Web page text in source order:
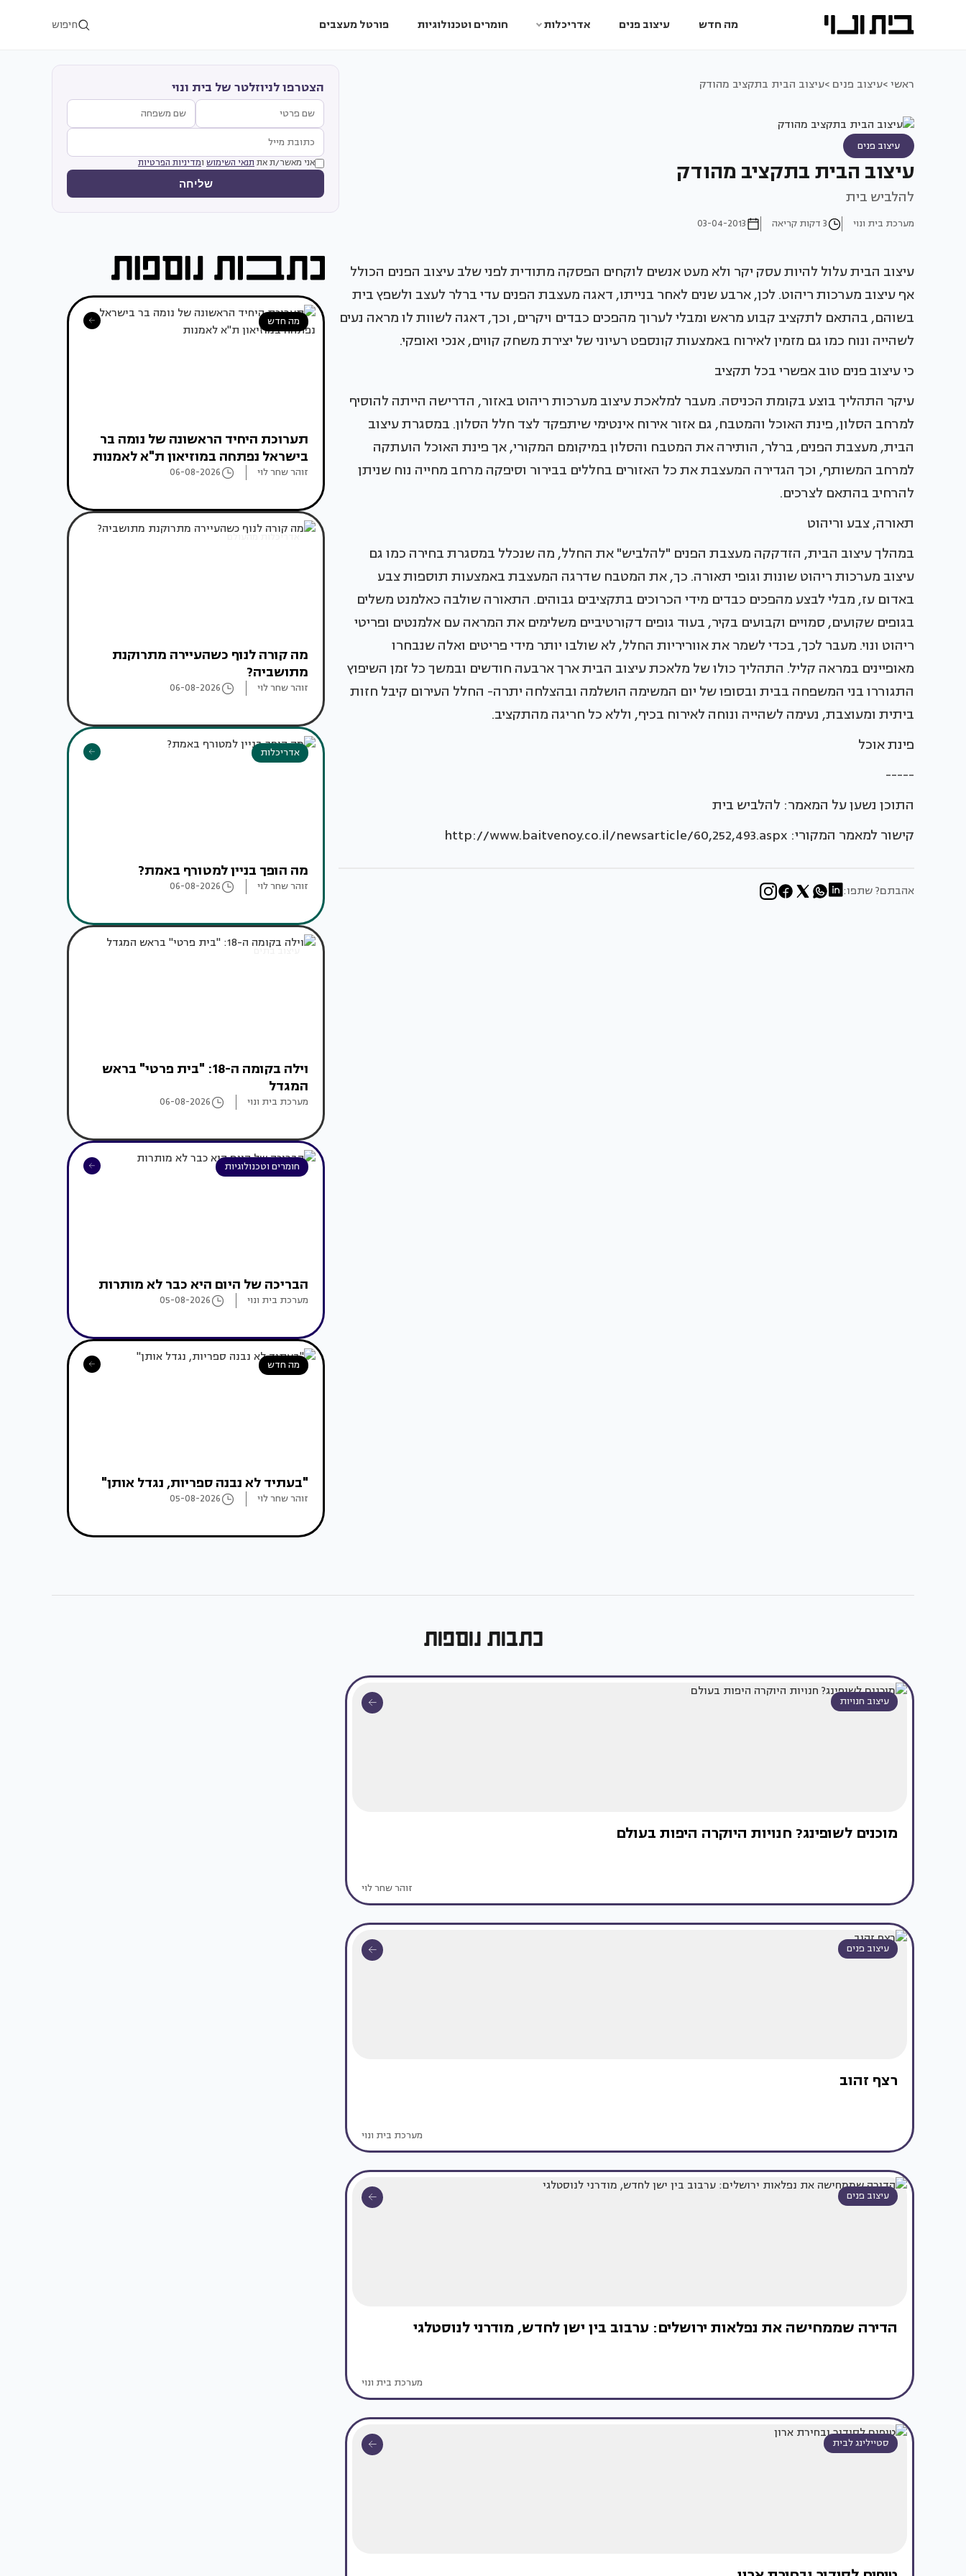
מה חדש עיצוב פנים אדריכלות חומרים וטכנולוגיות פורטל מעצבים חיפוש
ראשי >עיצוב פנים >עיצוב הבית בתקציב מהודק
עיצוב פנים
עיצוב הבית בתקציב מהודק
להלביש בית
מערכת בית ונוי 3 דקות קריאה 03-04-2013
עיצוב הבית עלול להיות עסק יקר ולא מעט אנשים לוקחים הפסקה מתודית לפני שלב עיצוב הפנים הכולל
אף עיצוב מערכות ריהוט. לכן, ארבע שנים לאחר בנייתו, דאגה מעצבת הפנים עדי ברלר לעצב ולשפץ בית
בשוהם, בהתאם לתקציב קבוע מראש ומבלי לערוך מהפכים כבדים ויקרים, וכך, דאגה לשוות לו מראה נעים
לשהייה ונוח כמו גם מזמין לאירוח באמצעות קונספט רעיוני של יצירת משחק קווים, אנכי ואופקי.
כי עיצוב פנים טוב אפשרי בכל תקציב
עיקר התהליך בוצע בקומת הכניסה. מעבר למלאכת עיצוב מערכות ריהוט באזור, הדרישה הייתה להוסיף
למרחב הסלון, פינת האוכל והמטבח, גם אזור אירוח אינטימי שיתפקד לצד חלל הסלון. במסגרת עיצוב
הבית, מעצבת הפנים, ברלר, הותירה את המטבח והסלון במיקומם המקורי, אך פינת האוכל הועתקה
למרחב המשותף, וכך הגדירה המעצבת את כל האזורים בחללים בבירור וסיפקה מרחב מחייה נוח שניתן
להרחיב בהתאם לצרכים.
תאורה, צבע וריהוט
במהלך עיצוב הבית, הזדקקה מעצבת הפנים "להלביש" את החלל, מה שנכלל במסגרת בחירה כמו גם
עיצוב מערכות ריהוט שונות וגופי תאורה. כך, את המטבח שדרגה המעצבת באמצעות תוספות צבע
באדום עז, מבלי לבצע מהפכים כבדים מידי הכרוכים בתקציבים גבוהים. התאורה שולבה כאלמנט משלים
בגופים שקועים, סמויים וקבועים בקיר, בעוד גופים דקורטיביים משלימים את המראה עם אלמנטים ופריטי
ריהוט ונוי. מעבר לכך, בכדי לשמר את אווריריות החלל, לא שולבו יותר מידי פריטים ואלה שנבחרו
מאופיינים במראה קליל. התהליך כולו של מלאכת עיצוב הבית ארך ארבעה חודשים ובמשך כל זמן השיפוץ
התגוררו בני המשפחה בבית ובסופו של יום המשימה הושלמה ובהצלחה יתרה- החלל העירום קיבל חזות
ביתית ומעוצבת, נעימה לשהייה ונוחה לאירוח בכיף, וללא כל חריגה מהתקציב.
פינת אוכל
-----
התוכן נשען על המאמר: להלביש בית
קישור למאמר המקורי: http://www.baitvenoy.co.il/newsarticle/60,252,493.aspx
אהבתם? שתפו:
הצטרפו לניוזלטר של בית ונוי
אני מאשר/ת את תנאי השימוש ומדיניות הפרטיות
שליחה
מה חדש
תערוכת היחיד הראשונה של נומה בר
בישראל נפתחה במוזיאון ת"א לאמנות
זוהר שחר לוי 06-08-2026
אדריכלות מהעולם
מה קורה לנוף כשהעיירה מתרוקנת
מתושביה?
זוהר שחר לוי 06-08-2026
אדריכלות
מה הופך בניין למטורף באמת?
זוהר שחר לוי 06-08-2026
עיצוב בתים
וילה בקומה ה-18: "בית פרטי" בראש
המגדל
מערכת בית ונוי 06-08-2026
חומרים וטכנולוגיות
הבריכה של היום היא כבר לא מותרות
מערכת בית ונוי 05-08-2026
מה חדש
"בעתיד לא נבנה ספריות, נגדל אותן"
זוהר שחר לוי 05-08-2026
כתבות נוספות
עיצוב חנויות
מוכנים לשופינג? חנויות היוקרה היפות בעולם
זוהר שחר לוי
עיצוב פנים
רצף זהוב
מערכת בית ונוי
עיצוב פנים
הדירה שממחישה את נפלאות ירושלים: ערבוב בין ישן לחדש, מודרני לנוסטלגי
מערכת בית ונוי
סטיילינג לבית